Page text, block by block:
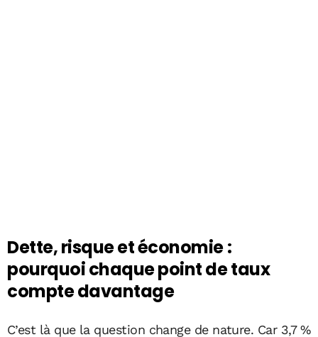
Dette, risque et économie :
pourquoi chaque point de taux
compte davantage
C’est là que la question change de nature. Car 3,7 %